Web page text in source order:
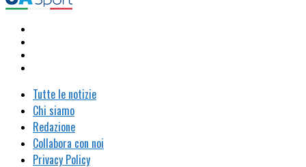
Tutte le notizie
Chi siamo
Redazione
Collabora con noi
Privacy Policy